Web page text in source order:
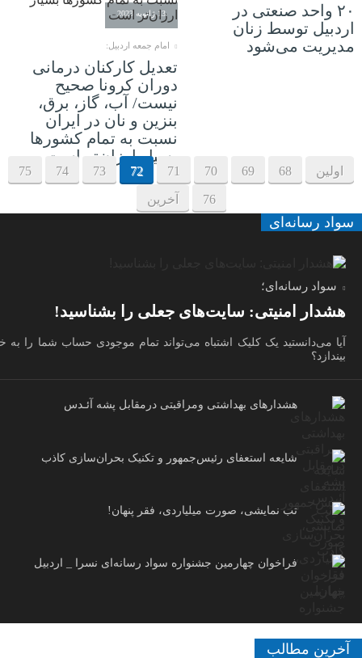
۲۰ واحد صنعتی در
اردبیل توسط زنان
مدیریت می‌شود
13 ژانویه 2023
امام جمعه اردبیل:
تعدیل کارکنان درمانی
دوران کرونا صحیح
نیست/ آب، گاز، برق،
بنزین و نان در ایران
نسبت به تمام کشورها
بسیار ارزان‌تر است
اولین 68
69
70
71
72
73
74
75
76 آخرین
سواد رسانه‌ای
سواد رسانه‌ای؛
هشدار امنیتی: سایت‌های جعلی را بشناسید!
آیا می‌دانستید یک کلیک اشتباه می‌تواند تمام موجودی حساب شما را به
بیندازد؟
هشدارهاى بهداشتى ومراقبتى درمقابل پشه آئـدس
شایعه استعفای رئیس‌جمهور و تکنیک بحران‌سازی کاذب
تب نمایشی، صورت میلیاردی، فقر پنهان!
فراخوان چهارمین جشنواره سواد رسانه‌ای نسرا _ اردبیل
آخرین مطالب